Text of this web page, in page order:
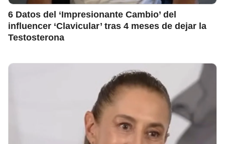
6 Datos del ‘Impresionante Cambio’ del
influencer ‘Clavicular’ tras 4 meses de dejar la
Testosterona